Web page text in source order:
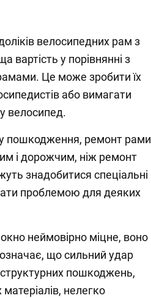
велосипедних рам з
вартість у порівнянні з
Це може зробити їх
або вимагати
велосипед.
пошкодження, ремонт рами
і дорожчим, ніж ремонт
знадобитися спеціальні
проблемою для деяких
неймовірно міцне, воно
що сильний удар
пошкоджень,
матеріалів, нелегко